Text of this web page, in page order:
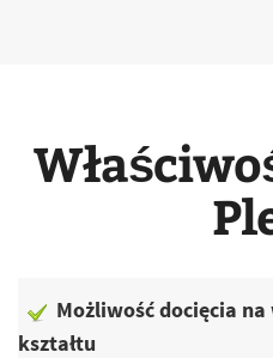
Możliwość docięcia
kształtu